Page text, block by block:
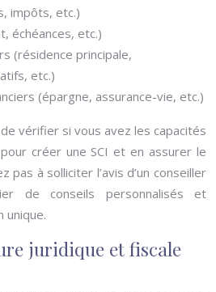
impôts, etc.)
échéances, etc.)
(résidence principale,
etc.)
(épargne, assurance-vie, etc.)
vérifier si vous avez les capacités
créer une SCI et en assurer le
pas à solliciter l’avis d’un conseiller
de conseils personnalisés et
unique.
juridique et fiscale